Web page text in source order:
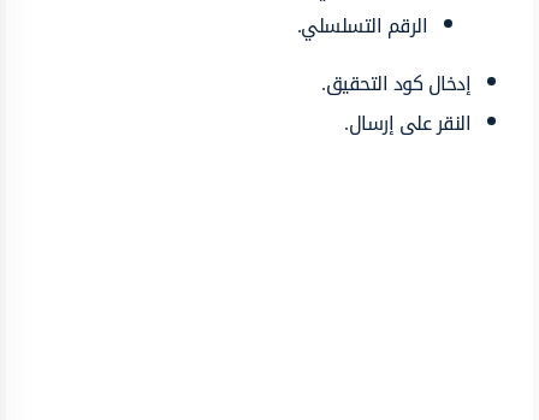
الرقم التسلسلي.
إدخال كود التحقيق.
النقر على إرسال.